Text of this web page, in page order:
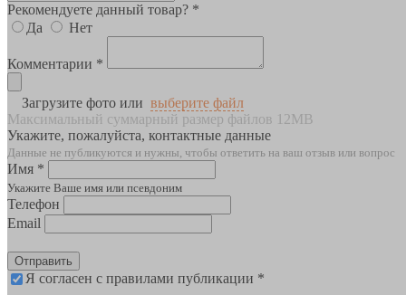
Рекомендуете данный товар? *
Да
Нет
Комментарии *
Загрузите фото или выберите файл
Максимальный суммарный размер файлов 12MB
Укажите, пожалуйста, контактные данные
Данные не публикуются и нужны, чтобы ответить на ваш отзыв или вопрос
Имя *
Укажите Ваше имя или псевдоним
Телефон
Email
Отправить
Я согласен с правилами публикации *